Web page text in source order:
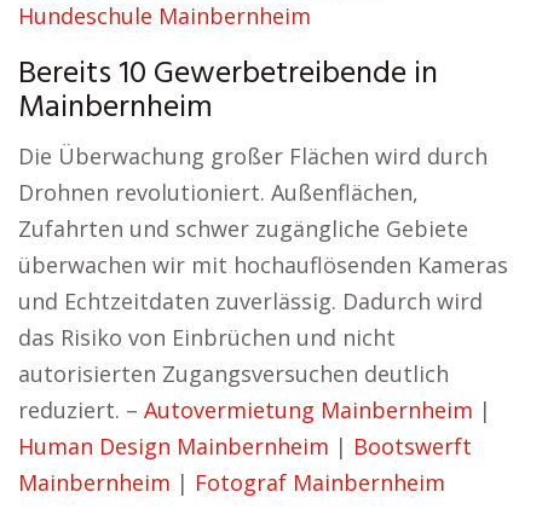
Hundeschule Mainbernheim
Bereits 10 Gewerbetreibende in
Mainbernheim
Die Überwachung großer Flächen wird durch
Drohnen revolutioniert. Außenflächen,
Zufahrten und schwer zugängliche Gebiete
überwachen wir mit hochauflösenden Kameras
und Echtzeitdaten zuverlässig. Dadurch wird
das Risiko von Einbrüchen und nicht
autorisierten Zugangsversuchen deutlich
reduziert. – Autovermietung Mainbernheim |
Human Design Mainbernheim | Bootswerft
Mainbernheim | Fotograf Mainbernheim